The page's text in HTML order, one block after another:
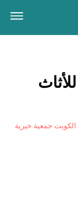
الكويت جمعية خيرية